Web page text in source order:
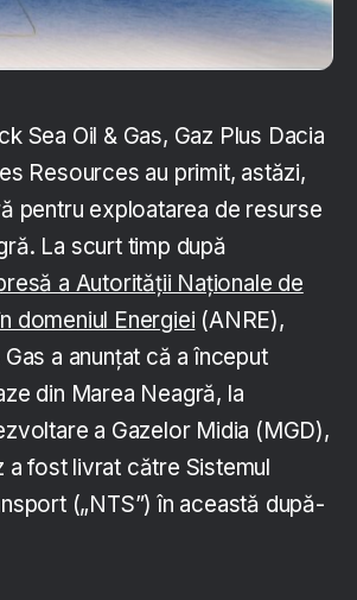
Sea Oil & Gas, Gaz Plus Dacia
Resources au primit, astăzi,
pentru exploatarea de resurse
La scurt timp după
a Autorităţii Naţionale de
domeniul Energiei (ANRE),
Gas a anunțat că a început
din Marea Neagră, la
a Gazelor Midia (MGD),
a fost livrat către Sistemul
(„NTS”) în această după-